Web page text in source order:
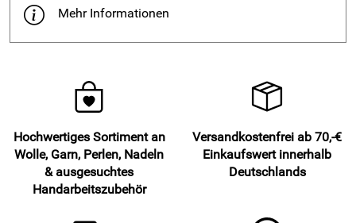
Mehr Informationen
Hochwertiges Sortiment an
Wolle, Garn, Perlen, Nadeln
& ausgesuchtes
Handarbeitszubehör
Versandkostenfrei ab 70,-€
Einkaufswert innerhalb
Deutschlands